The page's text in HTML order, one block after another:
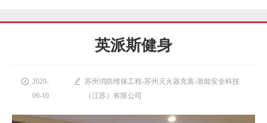
英派斯健身
 2020-
09-10
 苏州消防维保工程-苏州灭火器充装-浙能安全科技
（江苏）有限公司